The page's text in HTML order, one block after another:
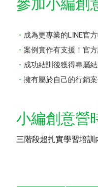
參加小編創
成為更專業的LINE官
案例實作有支援！官
成功結訓後獲得專屬
擁有屬於自己的行銷
小編創意營
三階段超扎實學習培訓